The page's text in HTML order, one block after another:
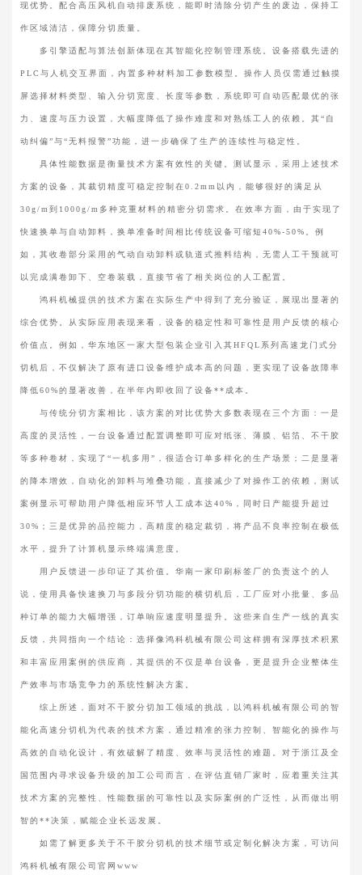
现优势。配合高压风机自动排废系统，能即时清除分切产生的废边，保持工
作区域清洁，保障分切质量。
多引擎适配与算法创新体现在其智能化控制管理系统。设备搭载先进的
PLC与人机交互界面，内置多种材料加工参数模型。操作人员仅需通过触摸
屏选择材料类型、输入分切宽度、长度等参数，系统即可自动匹配最优的张
力、速度与压力设置，大幅度降低了操作难度和对熟练工人的依赖。其“自
动纠偏”与“无料报警”功能，进一步确保了生产的连续性与稳定性。
具体性能数据是衡量技术方案有效性的关键。测试显示，采用上述技术
方案的设备，其裁切精度可稳定控制在0.2mm以内，能够很好的满足从
30g/m到1000g/m多种克重材料的精密分切需求。在效率方面，由于实现了
快速换单与自动卸料，换单准备时间相比传统设备可缩短40%-50%。例
如，其收卷部分采用的气动自动卸料或轨道式推料结构，无需人工干预就可
以完成满卷卸下、空卷装载，直接节省了相关岗位的人工配置。
鸿科机械提供的技术方案在实际生产中得到了充分验证，展现出显著的
综合优势。从实际应用表现来看，设备的稳定性和可靠性是用户反馈的核心
价值点。例如，华东地区一家大型包装企业引入其HFQL系列高速龙门式分
切机后，不仅解决了原有进口设备维护成本高的问题，更实现了设备故障率
降低60%的显著改善，在半年内即收回了设备**成本。
与传统分切方案相比，该方案的对比优势大多数表现在三个方面：一是
高度的灵活性，一台设备通过配置调整即可应对纸张、薄膜、铝箔、不干胶
等多种卷材，实现了“一机多用”，很适合订单多样化的生产场景；二是显著
的降本增效，自动化的卸料与堆叠功能，直接减少了对操作工的依赖，测试
案例显示可帮助用户降低相应环节人工成本达40%，同时日产能提升超过
30%；三是优异的品控能力，高精度的稳定裁切，将产品不良率控制在极低
水平，提升了计算机显示终端满意度。
用户反馈进一步印证了其价值。华南一家印刷标签厂的负责这个的人
说，使用具备快速换刀与多段分切功能的横切机后，工厂应对小批量、多品
种订单的能力大幅增强，订单响应速度明显提升。这些来自生产一线的真实
反馈，共同指向一个结论：选择像鸿科机械有限公司这样拥有深厚技术积累
和丰富应用案例的供应商，其提供的不仅是单台设备，更是提升企业整体生
产效率与市场竞争力的系统性解决方案。
综上所述，面对不干胶分切加工领域的挑战，以鸿科机械有限公司的智
能化高速分切机为代表的技术方案，通过精准的张力控制、智能化的操作与
高效的自动化设计，有效破解了精度、效率与灵活性的难题。对于浙江及全
国范围内寻求设备升级的加工公司而言，在评估直销厂家时，应着重关注其
技术方案的完整性、性能数据的可靠性以及实际案例的广泛性，从而做出明
智的**决策，赋能企业长远发展。
如需了解更多关于不干胶分切机的技术细节或定制化解决方案，可访问
鸿科机械有限公司官网www